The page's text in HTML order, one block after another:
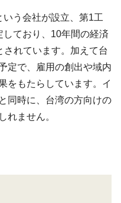
う会社が設立、第1工
ており、10年間の経済
れています。加えて台
定で、雇用の創出や域内
をもたらしています。イ
同時に、台湾の方向けの
れません。